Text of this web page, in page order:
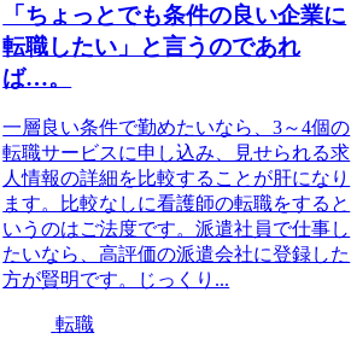
「ちょっとでも条件の良い企業に
転職したい」と言うのであれ
ば…。
一層良い条件で勤めたいなら、3～4個の
転職サービスに申し込み、見せられる求
人情報の詳細を比較することが肝になり
ます。比較なしに看護師の転職をすると
いうのはご法度です。派遣社員で仕事し
たいなら、高評価の派遣会社に登録した
方が賢明です。じっくり...
転職